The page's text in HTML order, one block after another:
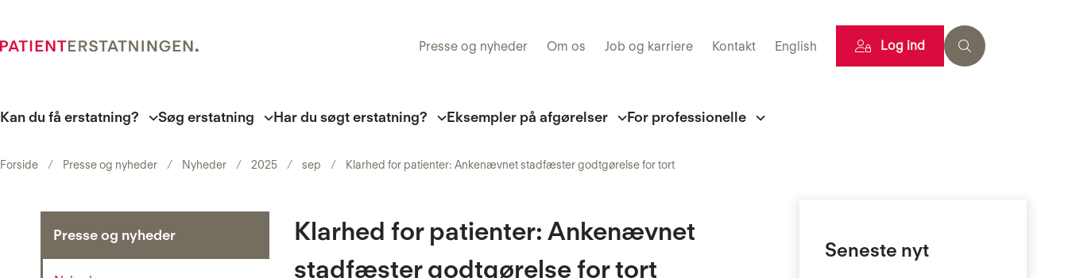
Presse og nyheder Om os Job og karriere Kontakt English Log ind
Kan du få erstatning? Søg erstatning Har du søgt erstatning? Eksempler på afgørelser For professionelle
Forside Presse og nyheder Nyheder 2025 sep Klarhed for patienter: Ankenævnet stadfæster godtgørelse for tort
Presse og nyheder
Klarhed for patienter: Ankenævnet
stadfæster godtgørelse for tort
Seneste nyt